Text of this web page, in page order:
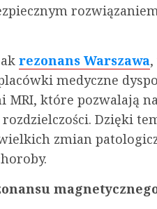
rezonans Warszawa
medyczne
które pozwalają
Dzięki
zmian